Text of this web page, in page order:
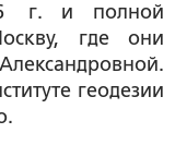
г. и полной
где они
геодезии